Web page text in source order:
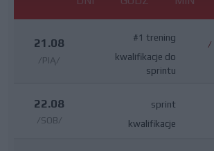
21.08
/PIĄ/
#1 trening
kwalifikacje do
sprintu
/
22.08
/SOB/
sprint
kwalifikacje